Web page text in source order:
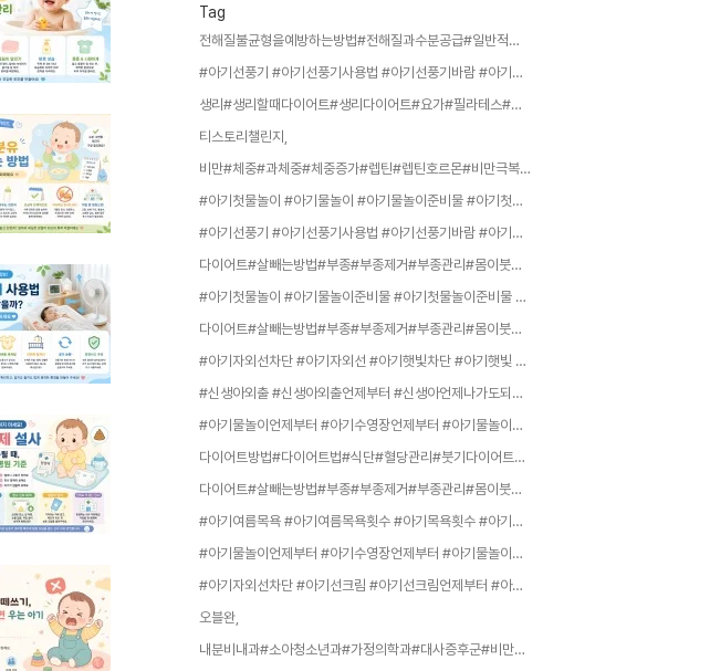
Tag
전해질불균형을예방하는방법#전해질과수분공급#일반적인전해질불균형#,
#아기선풍기 #아기선풍기사용법 #아기선풍기바람 #아기선풍기직접바람 #아기선풍기직바람 #아기선풍기직접쐬기 #아기선풍기괜찮을까 #아기선풍기괜찮나요 #아기선풍기틀어도되나요 #아기선풍기주의 #아기선풍기안전 #아기선풍기위험 #아기선풍기감기 #아기선풍기기침 #아기선풍기콧물 #아기선풍기코막힘 #아기선풍기건조 #아기선풍기목감기 #아기선풍기배탈 #아기선풍기밤새 #아기선풍기밤새틀어도되나요 #아기선풍기켜고자도되나요 #아기잘때선풍기 #아기잘때선풍기바람 #아기수면선풍기 #아기,
생리#생리할때다이어트#생리다이어트#요가#필라테스#붓기#부종#건강#건강다이어트#피티#다이어트식단#생리#마법#마법걸린날,
티스토리챌린지,
비만#체중#과체중#체중증가#렙틴#렙틴호르몬#비만극복#식욕#식욕조절#비만유전#관절염#지방간#근육#간#지방#지방조직#내분비내봐#가정의학과#고도비만#소아비만#,
#아기첫물놀이 #아기물놀이 #아기물놀이준비물 #아기첫물놀이준비물 #아기물놀이체크리스트 #아기물놀이짐 #아기물놀이가방 #아기물놀이필수템 #아기물놀이준비 #아기물놀이용품 #아기물놀이리스트 #아기여름물놀이 #아기여름휴가물놀이 #아기여름휴가준비물 #아기휴가준비물 #아기여행준비물 #아기여름외출준비물 #아기여름외출 #아기물놀이외출 #아기물놀이준비리스트 #아기수영장준비물 #아기수영장물놀이 #아기수영장체크리스트 #아기수영장처음 #아기첫수영장 #아기수영장갈때 #아기수,
#아기선풍기 #아기선풍기사용법 #아기선풍기바람 #아기선풍기직접바람 #아기선풍기직바람 #아기선풍기괜찮을까 #아기잘때선풍기 #아기수면선풍기 #아기밤잠선풍기 #아기여름밤선풍기 #아기방선풍기 #아기침대선풍기 #아기선풍기방향 #아기선풍기위치 #아기선풍기거리 #아기선풍기간접바람 #아기직접바람 #아기찬바람 #아기선풍기회전 #아기선풍기약풍 #아기선풍기타이머 #아기선풍기밤새 #아기에어컨선풍기 #아기에어컨선풍기같이 #아기에어컨직접바람 #아기여름수면환경 #아기여름밤잠 #아,
다이어트#살빼는방법#부종#부종제거#부종관리#몸이붓는이유#붓기#붓기제거#식단관리#다이어트방법#급찐급빠#혈당#식단관리#운동#운동하기#스트레스관리#체수분#건강어,
#아기첫물놀이 #아기물놀이준비물 #아기첫물놀이준비물 #아기수영장준비물 #아기계곡준비물 #아기바닷가준비물 #아기물놀이체크리스트 #아기여름물놀이 #아기물놀이방수기저귀 #아기방수기저귀 #아기래쉬가드 #아기아쿠아슈즈 #아기구명조끼 #아기수영복 #아기수영모자 #아기후드타월 #아기물놀이수건 #아기물놀이여벌옷 #아기물놀이선크림 #아기물놀이보습 #아기물놀이목욕 #아기수영장방수기저귀 #아기계곡물놀이 #아기바닷가물놀이 #아기물놀이안전 #아기물놀이주의사항 #돌아기물놀이 #,
다이어트#살빼는방법#부종#부종제거#부종관리#몸이붓는이유#붓기#붓기제거#식단관리#다이어트방법#급찐급빠#혈당#식단관리#운동#운동하기#스트레스관리#체수분#건강트,
#아기자외선차단 #아기자외선 #아기햇빛차단 #아기햇빛 #아기햇볕 #아기햇볕차단 #아기햇빛관리 #아기햇볕관리 #아기여름햇빛 #아기여름자외선 #아기여름자외선차단 #아기여름피부관리 #아기여름외출 #아기여름외출준비 #아기여름외출준비물 #아기외출자외선 #아기외출햇빛 #아기외출햇볕 #아기외출피부관리 #아기피부자외선 #아기피부햇빛 #아기피부햇볕 #아기피부관리 #아기피부보호 #아기여름피부 #아기자외선주의 #아기햇빛주의 #아기햇볕주의 #아기직사광선 #아기직사광선주의,
#신생아외출 #신생아외출언제부터 #신생아언제나가도되나요 #신생아언제외출 #아기언제외출 #아기외출시기 #신생아산책 #아기산책언제부터 #아기첫외출 #신생아첫외출 #신생아외출준비 #아기외출준비 #아기외출용품 #아기외출준비물 #신생아외출준비물 #아기외출체크리스트 #신생아외출체크리스트 #아기보온 #아기보온방법 #겨울아기외출 #겨울신생아외출 #겨울아기보온 #아기감기예방 #신생아감기주의 #아기감기조심 #신생아면역력 #아기면역력 #생후2주아기 #생후3주아기 #생후4주,
#아기물놀이언제부터 #아기수영장언제부터 #아기물놀이시기 #아기수영장시기 #아기수영장몇개월 #아기물놀이몇개월 #아기수영장가능시기 #아기물놀이가능시기 #아기첫물놀이 #아기첫수영장 #아기첫수영 #아기수영처음 #아기물놀이처음 #아기수영장처음 #아기수영장데려가기 #아기수영장갈때 #아기수영장갈수있는시기 #아기수영장월령 #아기물놀이월령 #아기수영장나이 #아기물놀이나이 #아기수영장입장 #아기수영장입장시기 #아기수영장준비 #아기물놀이준비 #생후6개월물놀이 #생후6개월,
다이어트방법#다이어트법#식단#혈당관리#붓기다이어트#피티#홈트#유투브운동#홈트#,
다이어트#살빼는방법#부종#부종제거#부종관리#몸이붓는이유#붓기#붓기제거#식단관리#다이어트방법#급찐급빠#혈당#식단관리#운동#운동하기#스트레스관리#체수분#건강,
#아기여름목욕 #아기여름목욕횟수 #아기목욕횟수 #아기목욕주기 #아기매일목욕 #아기매일씻기기 #아기매일샤워 #아기여름샤워 #아기여름물샤워 #아기물샤워 #아기물샤워괜찮나요 #아기땀목욕 #아기땀샤워 #아기땀씻기기 #아기땀많은날목욕 #아기땀많이흘릴때 #아기땀많이흘림 #아기땀많은아기 #아기땀관리 #아기여름땀관리 #아기여름씻기기 #아기여름목욕법 #아기여름목욕방법 #아기여름목욕루틴 #아기목욕루틴 #아기목욕방법 #아기목욕관리 #아기목욕시간 #아기목욕언제 #아기목욕하루,
#아기물놀이언제부터 #아기수영장언제부터 #아기물놀이시기 #아기수영장시기 #아기첫물놀이 #아기첫수영장 #아기수영장데려가기 #아기수영장몇개월 #아기물놀이몇개월 #아기6개월물놀이 #아기6개월수영장 #6개월아기수영장 #6개월아기물놀이 #돌아기물놀이 #돌아기수영장 #아기수영장주의사항 #아기물놀이주의사항 #아기수영장준비물 #아기물놀이준비물 #아기방수기저귀 #아기래쉬가드 #아기아쿠아슈즈 #아기수영복 #아기수영장안전 #아기물놀이안전 #아기수영장물온도 #아기물놀이시간,
#아기자외선차단 #아기선크림 #아기선크림언제부터 #아기선크림몇개월 #아기선크림생후6개월 #아기6개월선크림 #아기선크림바르는법 #아기선크림씻기 #아기선크림세안 #아기선크림목욕 #아기선크림지우기 #아기선크림클렌징 #아기무기자차 #아기무기자차선크림 #아기유기자차 #아기선크림추천기준 #아기선크림SPF #아기SPF30 #아기선크림UVA #아기선크림UVB #아기브로드스펙트럼 #아기워터프루프선크림 #아기워터레지스턴트 #아기민감피부선크림 #아기저자극선크림 #아기무향선,
오블완,
내분비내과#소아청소년과#가정의학과#대사증후군#비만#고혈압#고지혈증#심혈관질환#고혈당#,